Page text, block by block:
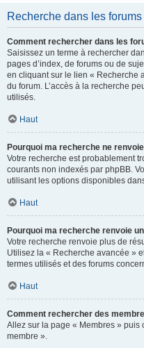
Recherche dans les forums
Comment rechercher dans les
Saisissez un terme à rechercher
pages d’index, de forums ou de
en cliquant sur le lien « Recherche
du forum. L’accès à la recherche
utilisés.
Haut
Pourquoi ma recherche ne
Votre recherche est probablement
courants non indexés par phpBB.
utilisant les options disponibles
Haut
Pourquoi ma recherche renvoie
Votre recherche renvoie plus de
Utilisez la « Recherche avancée »
termes utilisés et des forums
Haut
Comment rechercher des
Allez sur la page « Membres »
membre ».